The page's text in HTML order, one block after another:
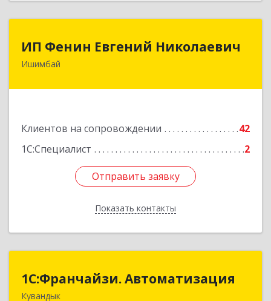
ИП Фенин Евгений Николаевич
Ишимбай
Клиентов на сопровождении
42
1С:Специалист
2
Отправить заявку
Показать контакты
ИП Фенин Евгений Николаевич
453211, Башкортостан Респ, Ишимбайский р-н,
Отправить заявку
Назад
1С:Франчайзи. Автоматизация
Кувандык
1С:Франчайзи. Автоматизация
462220, Оренбургская обл, Кувандыкский р-н,